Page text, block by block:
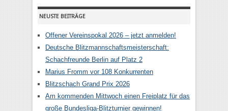
NEUSTE BEITRÄGE
Offener Vereinspokal 2026 – jetzt anmelden!
Deutsche Blitzmannschaftsmeisterschaft:
Schachfreunde Berlin auf Platz 2
Marius Fromm vor 108 Konkurrenten
Blitzschach Grand Prix 2026
Am kommenden Mittwoch einen Freiplatz für das
große Bundesliga-Blitzturnier gewinnen!